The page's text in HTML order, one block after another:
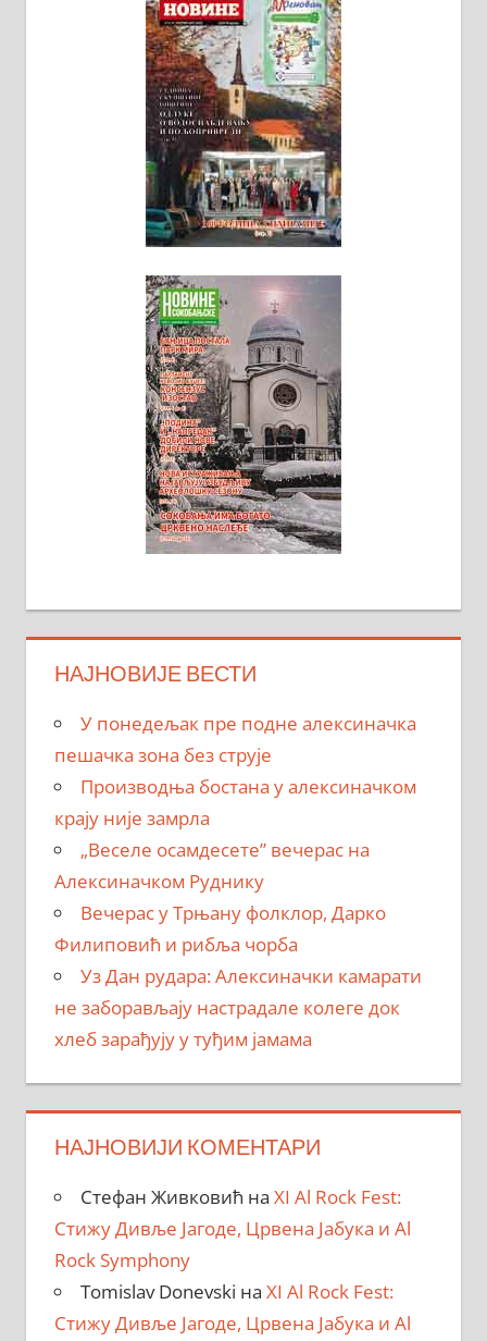
НАЈНОВИЈЕ ВЕСТИ
У понедељак пре подне алексиначка
пешачка зона без струје
Производња бостана у алексиначком
крају није замрла
„Веселе осамдесете” вечерас на
Алексиначком Руднику
Вечерас у Трњану фолклор, Дарко
Филиповић и рибља чорба
Уз Дан рудара: Алексиначки камарати
не заборављају настрадале колеге док
хлеб зарађују у туђим јамама
НАЈНОВИЈИ КОМЕНТАРИ
Стефан Живковић на XI Al Rock Fest:
Стижу Дивље Јагоде, Црвена Јабука и Al
Rock Symphony
Tomislav Donevski на XI Al Rock Fest:
Стижу Дивље Јагоде, Црвена Јабука и Al